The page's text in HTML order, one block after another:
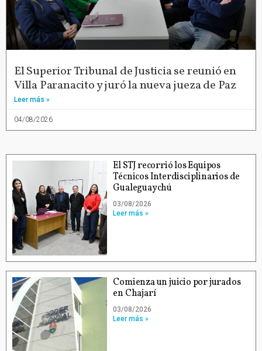
El Superior Tribunal de Justicia se reunió en
Villa Paranacito y juró la nueva jueza de Paz
Leer más »
04/08/2026
El STJ recorrió los Equipos
Técnicos Interdisciplinarios de
Gualeguaychú
03/08/2026
Leer más »
Comienza un juicio por jurados
en Chajarí
03/08/2026
Leer más »